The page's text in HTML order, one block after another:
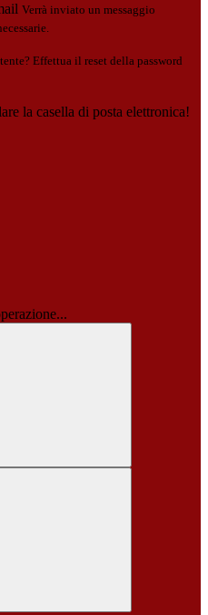
Verrà inviato un messaggio
Effettua il reset della password
la casella di posta elettronica!